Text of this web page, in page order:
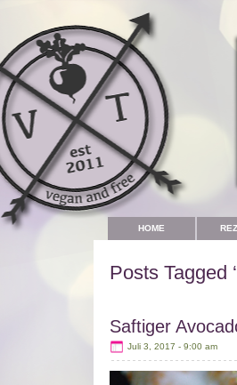
HOME
Posts Tagged
Saftiger
Juli 3, 2017 - 9:00 am